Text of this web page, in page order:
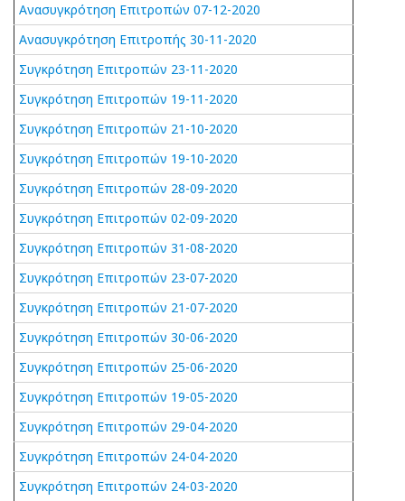
Ανασυγκρότηση Επιτροπών 07-12-2020
Ανασυγκρότηση Επιτροπής 30-11-2020
Συγκρότηση Επιτροπών 23-11-2020
Συγκρότηση Επιτροπών 19-11-2020
Συγκρότηση Επιτροπών 21-10-2020
Συγκρότηση Επιτροπών 19-10-2020
Συγκρότηση Επιτροπών 28-09-2020
Συγκρότηση Επιτροπών 02-09-2020
Συγκρότηση Επιτροπών 31-08-2020
Συγκρότηση Επιτροπών 23-07-2020
Συγκρότηση Επιτροπών 21-07-2020
Συγκρότηση Επιτροπών 30-06-2020
Συγκρότηση Επιτροπών 25-06-2020
Συγκρότηση Επιτροπών 19-05-2020
Συγκρότηση Επιτροπών 29-04-2020
Συγκρότηση Επιτροπών 24-04-2020
Συγκρότηση Επιτροπών 24-03-2020